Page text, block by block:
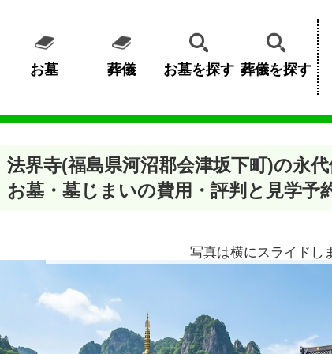
お墓 葬儀 お墓を探す 葬儀を探す
法界寺(福島県河沼郡会津坂下町)の永
お墓・墓じまいの費用・評判と見学予
写真は横にスライドし